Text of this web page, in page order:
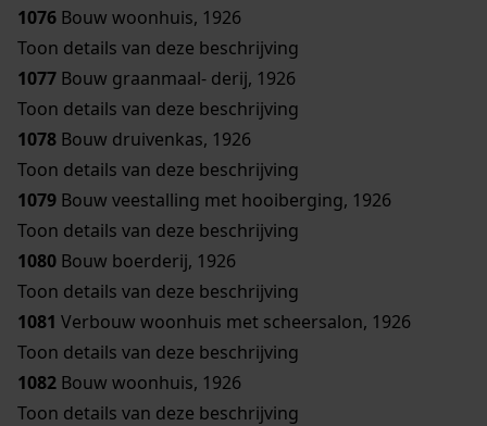
1076 Bouw woonhuis, 1926
Toon details van deze beschrijving
1077 Bouw graanmaal- derij, 1926
Toon details van deze beschrijving
1078 Bouw druivenkas, 1926
Toon details van deze beschrijving
1079 Bouw veestalling met hooiberging, 1926
Toon details van deze beschrijving
1080 Bouw boerderij, 1926
Toon details van deze beschrijving
1081 Verbouw woonhuis met scheersalon, 1926
Toon details van deze beschrijving
1082 Bouw woonhuis, 1926
Toon details van deze beschrijving